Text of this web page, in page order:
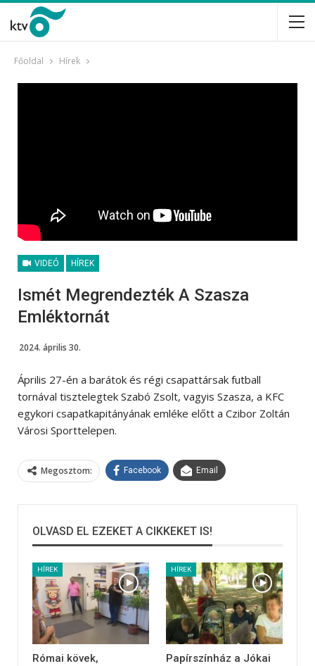
Főoldal Hírek
VIDEÓ HÍREK
Ismét Megrendezték A Szasza
Emléktornát
2024. április 30.
Április 27-én a barátok és régi csapattársak futball
tornával tisztelegtek Szabó Zsolt, vagyis Szasza, a KFC
egykori csapatkapitányának emléke előtt a Czibor Zoltán
Városi Sporttelepen.
Megosztom: Facebook Email
OLVASD EL EZEKET A CIKKEKET IS!
HÍREK
Római kövek,
HÍREK
Papírszínház a Jókai